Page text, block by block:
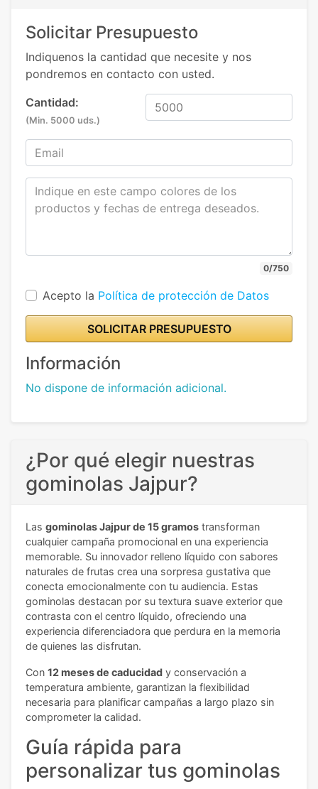
Solicitar Presupuesto
Indiquenos la cantidad que necesite y nos
pondremos en contacto con usted.
Cantidad:
(Min. 5000 uds.)
0/750
Acepto la Política de protección de Datos
SOLICITAR PRESUPUESTO
Información
No dispone de información adicional.
¿Por qué elegir nuestras
gominolas Jajpur?
Las gominolas Jajpur de 15 gramos transforman
cualquier campaña promocional en una experiencia
memorable. Su innovador relleno líquido con sabores
naturales de frutas crea una sorpresa gustativa que
conecta emocionalmente con tu audiencia. Estas
gominolas destacan por su textura suave exterior que
contrasta con el centro líquido, ofreciendo una
experiencia diferenciadora que perdura en la memoria
de quienes las disfrutan.
Con 12 meses de caducidad y conservación a
temperatura ambiente, garantizan la flexibilidad
necesaria para planificar campañas a largo plazo sin
comprometer la calidad.
Guía rápida para
personalizar tus gominolas